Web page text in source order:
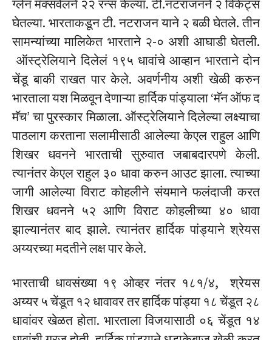
ग्लेन मॅक्सवेलने २२ रन्स केल्या. टी.नटराजनने २ विकेट्स
घेतल्या. भारताकडून टी. नटराजन याने २ बळी घेतले. तीन
सामन्यांच्या मालिकेत भारताने २-० अशी आघाडी घेतली.
ऑस्ट्रेलियाने दिलेलं १९५ धावांचे आव्हान भारताने दोन
चेंडू बाकी राखत पार केले. अवर्णनीय अशी खेळी करुन
भारताला यश मिळवून देणाऱ्या हार्दिक पांड्याला ‘मॅन ऑफ द
मॅच’ चा पुरस्कार मिळाला. ऑस्ट्रेलियाने दिलेल्या लक्ष्याचा
पाठलाग करताना सलामीसाठी आलेल्या केएल राहुल आणि
शिखर धवनने भारताची सुरुवात जबाबदारपणे केली.
त्यानंतर केएल राहुल ३० धावा करुन आउट झाला. त्याच्या
जागी आलेल्या विराट कोहलीने संयमाने फलंदाजी करत
शिखर धवनने ५२ आणि विराट कोहलीच्या ४० धावा
झाल्यानंतर बाद झाले. त्यानंतर हार्दिक पांड्याने श्रेयस
अय्यरच्या मदतीने लक्ष पार केले.
भारताची धावसंख्या १९ ओव्हर नंतर १८१/४, श्रेयस
अय्यर ५ चेंडूत १२ धावावर तर हार्दिक पांड्या १८ चेंडूत २८
धावांवर खेळत होता. भारताला विजयासाठी ०६ चेंडूत १४